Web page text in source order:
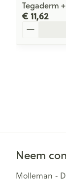
Tegaderm
€ 11,62
Neem
Molleman -